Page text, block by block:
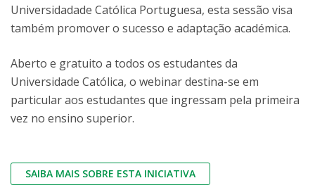
Universidadade Católica Portuguesa, esta sessão visa
também promover o sucesso e adaptação académica.
Aberto e gratuito a todos os estudantes da
Universidade Católica, o webinar destina-se em
particular aos estudantes que ingressam pela primeira
vez no ensino superior.
SAIBA MAIS SOBRE ESTA INICIATIVA